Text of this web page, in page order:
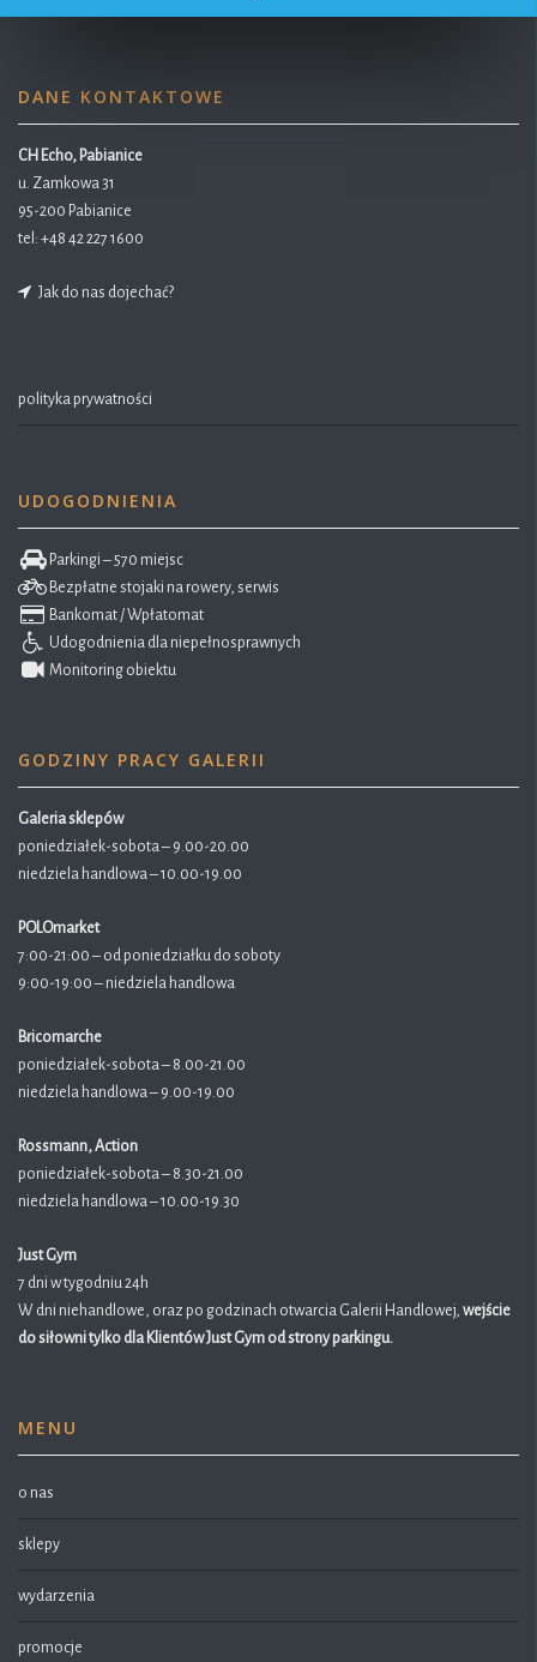
DANE KONTAKTOWE
CH Echo, Pabianice
u. Zamkowa 31
95-200 Pabianice
tel: +48 42 227 1600
Jak do nas dojechać?
polityka prywatności
UDOGODNIENIA
Parkingi – 570 miejsc
Bezpłatne stojaki na rowery, serwis
Bankomat / Wpłatomat
Udogodnienia dla niepełnosprawnych
Monitoring obiektu
GODZINY PRACY GALERII
Galeria sklepów
poniedziałek-sobota – 9.00-20.00
niedziela handlowa – 10.00-19.00
POLOmarket
7:00-21:00 – od poniedziałku do soboty
9:00-19:00 – niedziela handlowa
Bricomarche
poniedziałek-sobota – 8.00-21.00
niedziela handlowa – 9.00-19.00
Rossmann, Action
poniedziałek-sobota – 8.30-21.00
niedziela handlowa – 10.00-19.30
Just Gym
7 dni w tygodniu 24h
W dni niehandlowe, oraz po godzinach otwarcia Galerii Handlowej, wejście
do siłowni tylko dla Klientów Just Gym od strony parkingu.
MENU
o nas
sklepy
wydarzenia
promocje